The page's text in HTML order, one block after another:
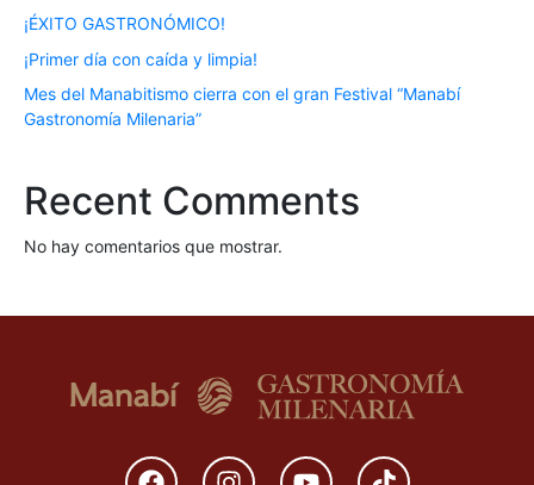
¡ÉXITO GASTRONÓMICO!
¡Primer día con caída y limpia!
Mes del Manabitismo cierra con el gran Festival “Manabí
Gastronomía Milenaria”
Recent Comments
No hay comentarios que mostrar.